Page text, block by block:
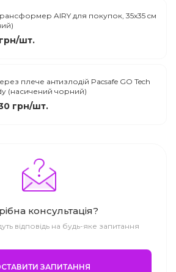
AIRY для покупок, 35x35 cм
шт.
плече антизлодій Pacsafe GO Tech
(насичений чорний)
грн/шт.
консультація?
відповідь на будь-яке запитання
ЗАПИТАННЯ